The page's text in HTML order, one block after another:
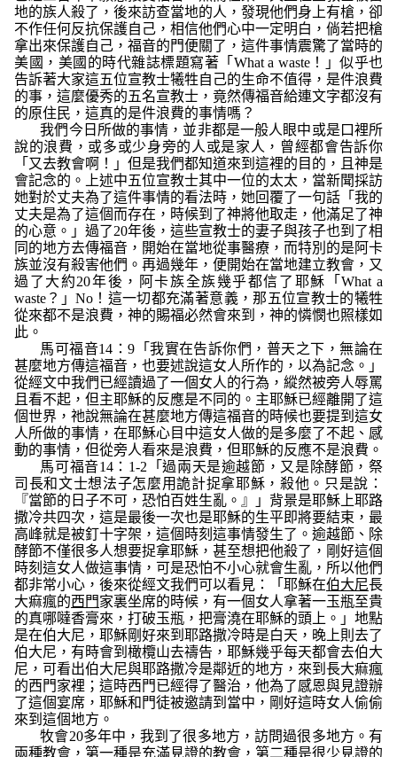
地的族人殺了，後來訪查當地的人，發現他們身上有槍，卻
不作任何反抗保護自己，相信他們心中一定明白，倘若把槍
拿出來保護自己，福音的門便關了，這件事情震驚了當時的
美國，美國的時代雜誌標題寫著「What a waste！」似乎也
告訴著大家這五位宣教士犧牲自己的生命不值得，是件浪費
的事，這麼優秀的五名宣教士，竟然傳福音給連文字都沒有
的原住民，這真的是件浪費的事情嗎？
我們今日所做的事情，並非都是一般人眼中或是口裡所
說的浪費，或多或少身旁的人或是家人，曾經都會告訴你
「又去教會啊！」但是我們都知道來到這裡的目的，且神是
會記念的。上述中五位宣教士其中一位的太太，當新聞採訪
她對於丈夫為了這件事情的看法時，她回覆了一句話「我的
丈夫是為了這個而存在，時候到了神將他取走，他滿足了神
的心意。」過了20年後，這些宣教士的妻子與孩子也到了相
同的地方去傳福音，開始在當地從事醫療，而特別的是阿卡
族並沒有殺害他們。再過幾年，便開始在當地建立教會，又
過了大約20年後，阿卡族全族幾乎都信了耶穌「What a
waste？」No！這一切都充滿著意義，那五位宣教士的犧牲
從來都不是浪費，神的賜福必然會來到，神的憐憫也照樣如
此。
馬可福音14：9「我實在告訴你們，普天之下，無論在
甚麼地方傳這福音，也要述說這女人所作的，以為記念。 」
從經文中我們已經讀過了一個女人的行為，縱然被旁人辱罵
且看不起，但主耶穌的反應是不同的。主耶穌已經離開了這
個世界，祂說無論在甚麼地方傳這福音的時候也要提到這女
人所做的事情，在耶穌心目中這女人做的是多麼了不起、感
動的事情，但從旁人看來是浪費，但耶穌的反應不是浪費 。
馬可福音14：1-2 「過兩天是逾越節，又是除酵節，祭
司長和文士想法子怎麼用詭計捉拿耶穌，殺他。只是說：
『當節的日子不可，恐怕百姓生亂。』」 背景是耶穌上耶路
撒冷共四次，這是最後一次也是耶穌的生平即將要結束，最
高峰就是被釘十字架，這個時刻這事情發生了。逾越節、除
酵節不僅很多人想要捉拿耶穌，甚至想把他殺了，剛好這個
時刻這女人做這事情，可是恐怕不小心就會生亂，所以他們
都非常小心，後來從經文我們可以看見：
「 耶穌在伯大尼長
大痲瘋的西門家裏坐席的時候，有一個女人拿著一玉瓶至貴
的真哪噠香膏來，打破玉瓶，把膏澆在耶穌的頭上。 」 地點
是在伯大尼，耶穌剛好來到耶路撒冷時是白天，晚上則去了
伯大尼，有時會到橄欖山去禱告，耶穌幾乎每天都會去伯大
尼，可看出伯大尼與耶路撒冷是鄰近的地方，來到長大痲瘋
的西門家裡；這時西門已經得了醫治，他為了感恩與見證辦
了這個宴席，耶穌和門徒被邀請到當中，剛好這時女人偷偷
來到這個地方。
牧會20多年中，我到了很多地方，訪問過很多地方。有
兩種教會，第一種是充滿見證的教會，第二種是很少見證的